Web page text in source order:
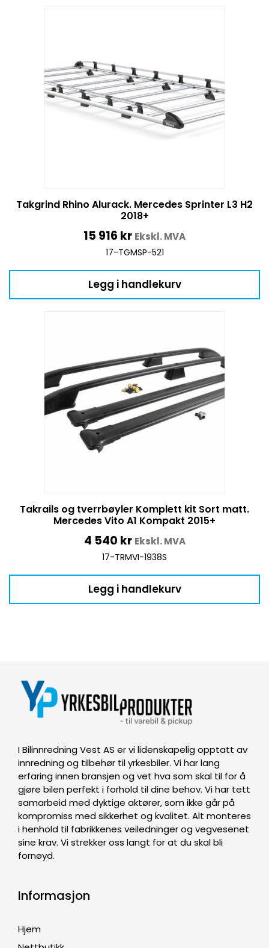
Takgrind Rhino Alurack. Mercedes Sprinter L3 H2
2018+
15 916 kr Ekskl. MVA
17-TGMSP-521
Legg i handlekurv
Takrails og tverrbøyler Komplett kit Sort matt.
Mercedes Vito A1 Kompakt 2015+
4 540 kr Ekskl. MVA
17-TRMVI-1938S
Legg i handlekurv
I Bilinnredning Vest AS er vi lidenskapelig opptatt av
innredning og tilbehør til yrkesbiler. Vi har lang
erfaring innen bransjen og vet hva som skal til for å
gjøre bilen perfekt i forhold til dine behov. Vi har tett
samarbeid med dyktige aktører, som ikke går på
kompromiss med sikkerhet og kvalitet. Alt monteres
i henhold til fabrikkenes veiledninger og vegvesenet
sine krav. Vi strekker oss langt for at du skal bli
fornøyd.
Informasjon
Hjem